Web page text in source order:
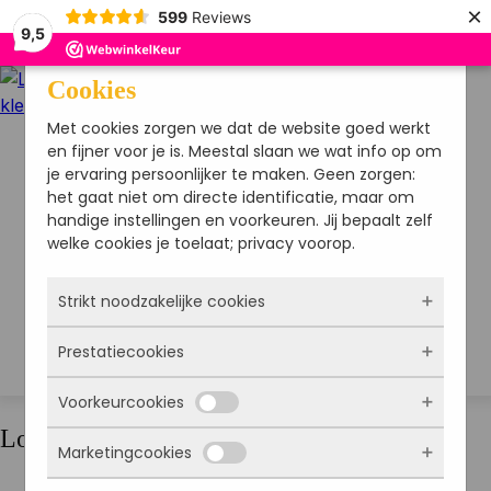
9,5
599 Reviews ×
Menu
Login
Cookies
Met cookies zorgen we dat de website goed werkt
en fijner voor je is. Meestal slaan we wat info op om
je ervaring persoonlijker te maken. Geen zorgen:
het gaat niet om directe identificatie, maar om
handige instellingen en voorkeuren. Jij bepaalt zelf
welke cookies je toelaat; privacy voorop.
Strikt noodzakelijke cookies
Deze cookies zorgen ervoor dat de website
überhaupt werkt. Ze zijn dus altijd actief en
kunnen niet worden uitgezet. Meestal worden
ze alleen geplaatst als jij iets doet, zoals
inloggen, een formulier invullen of je
privacyvoorkeuren opslaan. Je kunt je browser
Prestatiecookies
Met deze cookies zien we hoe vaak onze site
bezocht wordt, waar bezoekers vandaan
komen en welke pagina’s populair zijn. Zo
kunnen we de website blijven verbeteren.
Voorkeurcookies
Deze cookies onthouden jouw voorkeuren.
Bijvoorbeeld taalkeuze of ingevulde gegevens.
Marketingcookies